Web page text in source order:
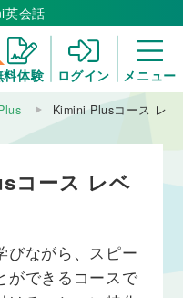
英会話
料体験
ログイン メニュー
Kimini Plusコース レ
コース レベ
びながら、スピー
ができるコースで